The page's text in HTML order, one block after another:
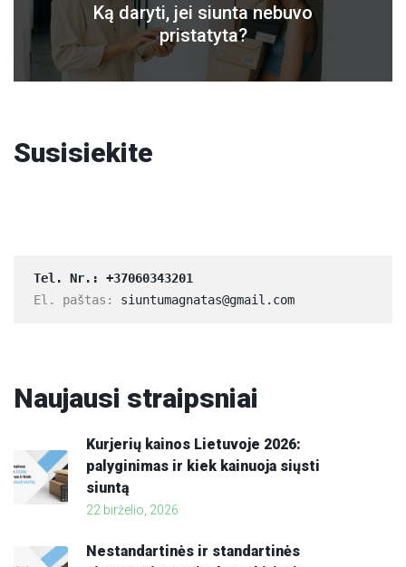
Ką daryti, jei siunta nebuvo
pristatyta?
Susisiekite
Tel. Nr.: +37060343201
El. paštas: siuntumagnatas@gmail.com
Naujausi straipsniai
Kurjerių kainos Lietuvoje 2026:
palyginimas ir kiek kainuoja siųsti
siuntą
22 birželio, 2026
Nestandartinės ir standartinės